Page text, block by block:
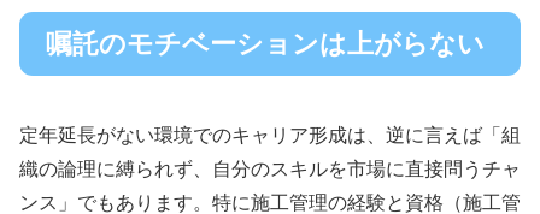
嘱託のモチベーションは上がらない
定年延長がない環境でのキャリア形成は、逆に言えば「組
織の論理に縛られず、自分のスキルを市場に直接問うチャ
ンス」でもあります。特に施工管理の経験と資格（施工管